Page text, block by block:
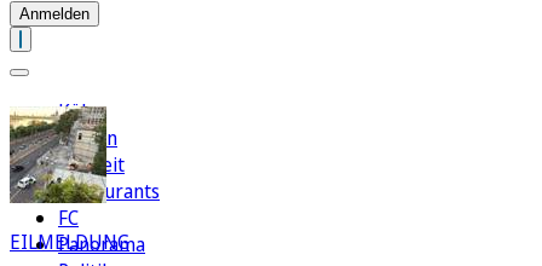
Anmelden
Köln
Region
Freizeit
Restaurants
FC
Panorama
EILMELDUNG